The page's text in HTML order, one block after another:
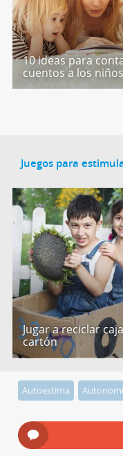
10 ideas para
cuentos a los niños
Juegos para
Jugar a reciclar
cartón
Autoestima